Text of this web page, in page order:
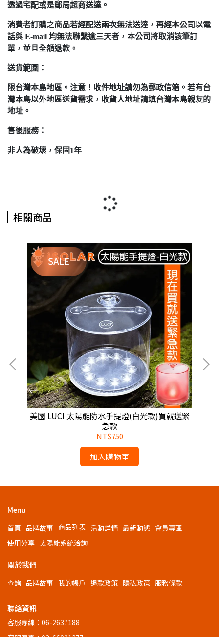
透過宅配或是郵局超商送達。
消費者訂購之商品若經配送兩次無法送達，再經本公司以電
話與 E-mail 均無法聯繫逾三天者，本公司將取消該筆訂
單，並且全額退款。
送貨範圍：
限台灣本島地區。注意！收件地址請勿為郵政信箱。若有台
灣本島以外地區送貨需求，收貨人地址請填台灣本島親友的
地址。
售後服務：
非人為破壞，保固1年
相關商品
美國 LUCI 太陽能防水手提燈(白光款)買就送緊
急款
NT$750
加入購物車
Menu
首頁 品牌故事 商品列表 活動詳情 最新動態 會員專區
使用分享 太陽能系統洽詢
關於我們
查詢 品牌故事 我的帳戶 退款政策 隱私政策 服務條款
聯絡資訊
客服專線：06-2637188